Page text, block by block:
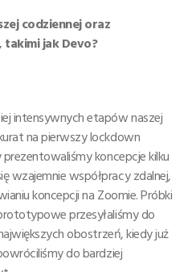
codziennej oraz
jak Devo?
intensywnych etapów naszej
na pierwszy lockdown
koncepcje kilku
wzajemnie współpracy zdalnej,
koncepcji na Zoomie. Próbki
przesyłaliśmy do
obostrzeń, kiedy już
do bardziej